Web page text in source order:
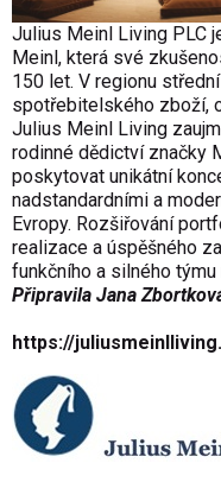
Julius Meinl Living PLC
Meinl, která své
150 let. V regionu
spotřebitelského zboží,
Julius Meinl Living
rodinné dědictví značky
poskytovat unikátní
nadstandardními a
Evropy. Rozšiřování
realizace a úspěšného
funkčního a silného týmu
Připravila Jana
https://